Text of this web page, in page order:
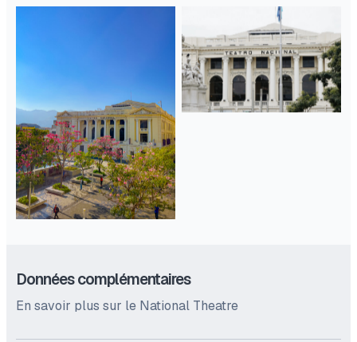
Données complémentaires
En savoir plus sur le National Theatre